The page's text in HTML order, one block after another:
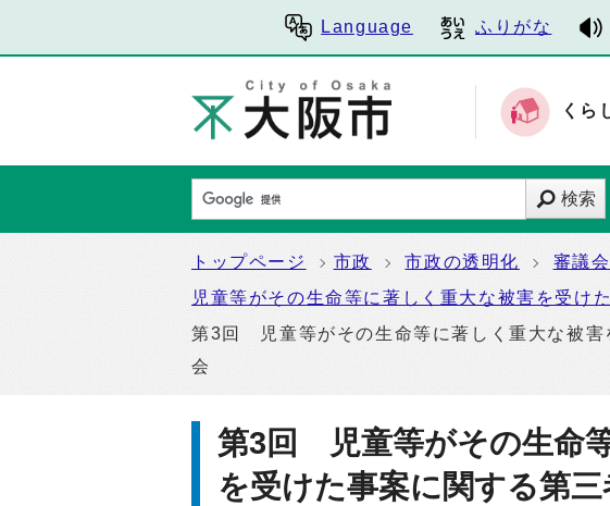
Language ふりがな
くら
検索
トップページ 市政 市政の透明化 審議会
児童等がその生命等に著しく重大な被害を受け
第3回 児童等がその生命等に著しく重大な被害
会
第3回 児童等がその生命
を受けた事案に関する第